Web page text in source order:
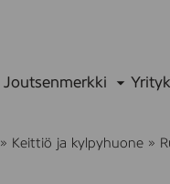
Joutsenmerkki
» Keittiö ja kylpyhuone »